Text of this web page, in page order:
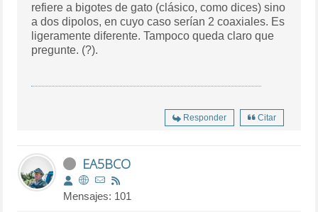
refiere a bigotes de gato (clásico, como dices) sino
a dos dipolos, en cuyo caso serían 2 coaxiales. Es
ligeramente diferente. Tampoco queda claro que
pregunte. (?).
Responder Citar
EA5BCO
Mensajes: 101